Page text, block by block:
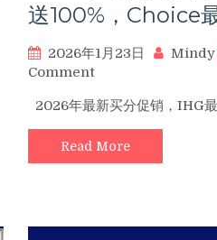
送100%，Choice
2026年1月23日 Mindy
Commenton
年
最
新
买
销，
2026年最新买分促销，IHG
Read More